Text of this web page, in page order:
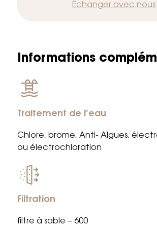
Échanger avec nous
Informations
Traitement de l’eau
Chlore, brome, Anti- Algues,
ou électrochloration
Filtration
filtre à sable – 600